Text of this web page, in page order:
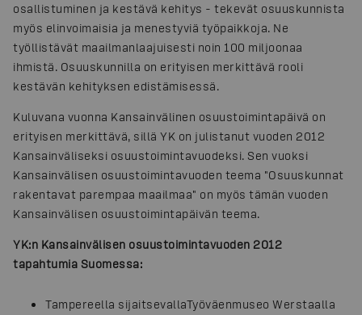
osallistuminen ja kestävä kehitys - tekevät osuuskunnista
myös elinvoimaisia ja menestyviä työpaikkoja. Ne
työllistävät maailmanlaajuisesti noin 100 miljoonaa
ihmistä. Osuuskunnilla on erityisen merkittävä rooli
kestävän kehityksen edistämisessä.
Kuluvana vuonna Kansainvälinen osuustoimintapäivä on
erityisen merkittävä, sillä YK on julistanut vuoden 2012
Kansainväliseksi osuustoimintavuodeksi. Sen vuoksi
Kansainvälisen osuustoimintavuoden teema "Osuuskunnat
rakentavat parempaa maailmaa" on myös tämän vuoden
Kansainvälisen osuustoimintapäivän teema.
YK:n Kansainvälisen osuustoimintavuoden 2012
tapahtumia Suomessa:
Tampereella sijaitsevallaTyöväenmuseo Werstaalla